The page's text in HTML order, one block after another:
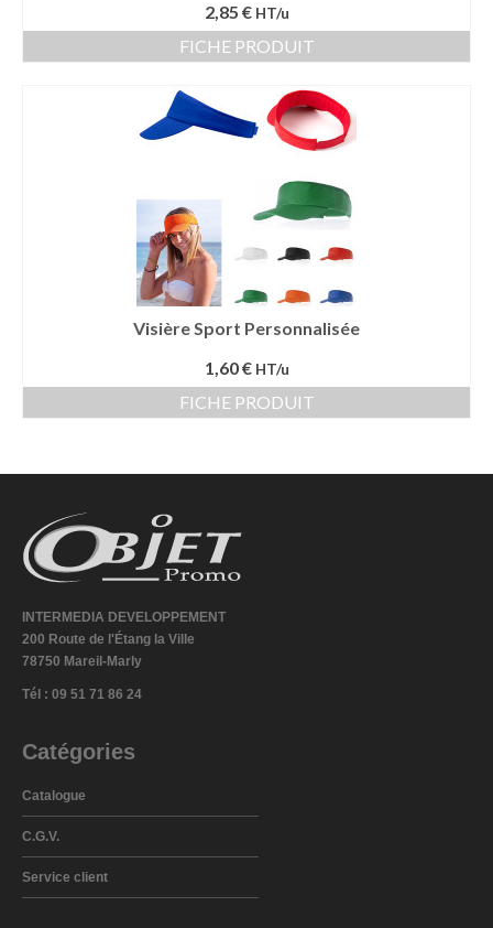
2,85 € HT/u
FICHE PRODUIT
Visière Sport Personnalisée
1,60 € HT/u
FICHE PRODUIT
INTERMEDIA DEVELOPPEMENT
200 Route de l'Étang la Ville
78750 Mareil-Marly
Tél : 09 51 71 86 24
Catégories
Catalogue
C.G.V.
Service client